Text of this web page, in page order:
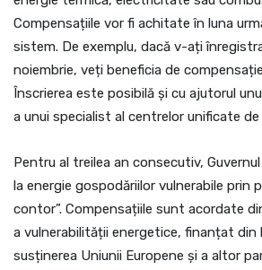
Compensațiile vor fi achitate în luna
sistem. De exemplu, dacă v-ați
noiembrie, veți beneficia de
Înscrierea este posibilă și cu ajutorul
a unui specialist al centrelor unificate
Pentru al treilea an consecutiv,
la energie gospodăriilor vulnerabile prin
contor”. Compensațiile sunt acordate
a vulnerabilității energetice, finanțat
susținerea Uniunii Europene și a altor